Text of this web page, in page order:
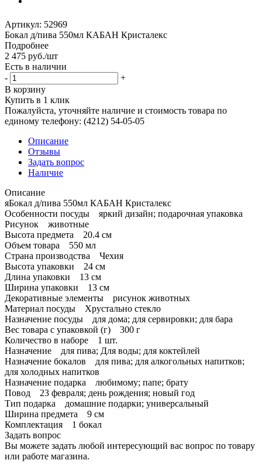
Артикул: 52969
Бокал д/пива 550мл КАБАН Кристалекс
Подробнее
2 475 руб./шт
Есть в наличии
-
+
В корзину
Купить в 1 клик
Пожалуйста, уточняйте наличие и стоимость товара по
единому телефону: (4212) 54-05-05
Описание
Отзывы
Задать вопрос
Наличие
Описание
яБокал д/пива 550мл КАБАН Кристалекс
Особенности посуды яркий дизайн; подарочная упаковка
Рисунок животные
Высота предмета 20.4 см
Объем товара 550 мл
Страна производства Чехия
Высота упаковки 24 см
Длина упаковки 13 см
Ширина упаковки 13 см
Декоративные элементы рисунок животных
Материал посуды Хрустально стекло
Назначение посуды для дома; для сервировки; для бара
Вес товара с упаковкой (г) 300 г
Количество в наборе 1 шт.
Назначение для пива; Для воды; для коктейлей
Назначение бокалов для пива; для алкогольных напитков;
для холодных напитков
Назначение подарка любимому; папе; брату
Повод 23 февраля; день рождения; новый год
Тип подарка домашние подарки; универсальный
Ширина предмета 9 см
Комплектация 1 бокал
Задать вопрос
Вы можете задать любой интересующий вас вопрос по товару
или работе магазина.